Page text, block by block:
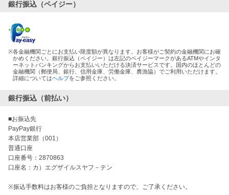
銀行振込（ペイジー）
※各金融機関ごとにお支払い限度額が異なります。お客様がご契約の金融機関にお確
かめください。銀行振込（ペイジー）は左記のペイジーマークがあるATMやインタ
ーネットバンキングからお支払いいただける決済サービスです。国内のほとんどの
金融機関（郵便局、銀行、信用金庫、労働金庫、農漁協）でご利用いただけます。
詳細についてはヘルプをご参照ください。
銀行振込（前払い）
■お振込先
PayPay銀行
本店営業部（001）
普通口座
口座番号：2870863
口座名：カ）エグザイルスヤフ－テン
※振込手数料はお客様のご負担となりますので、ご了承ください。